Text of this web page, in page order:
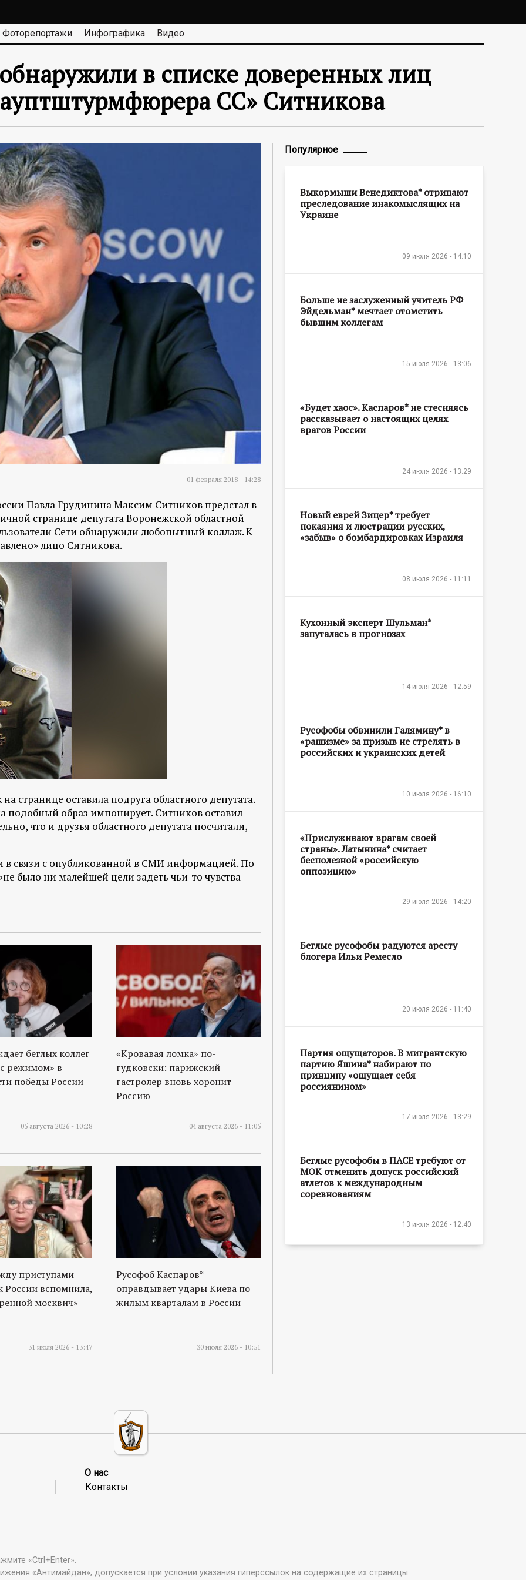
Фоторепортажи Инфографика Видео
в списке доверенных лиц
СС» Ситникова
01 февраля 2018 - 14:28
Павла Грудинина Максим Ситников предстал в
странице депутата Воронежской областной
Сети обнаружили любопытный коллаж. К
лицо Ситникова.
странице оставила подруга областного депутата.
подобный образ импонирует. Ситников оставил
что и друзья областного депутата посчитали,
в связи с опубликованной в СМИ информацией. По
было ни малейшей цели задеть чьи-то чувства
беглых коллег
режимом» в
победы России
05 августа 2026 - 10:28
«Кровавая ломка» по-
гудковски: парижский
гастролер вновь хоронит
Россию
04 августа 2026 - 11:05
приступами
России вспомнила,
москвич»
31 июля 2026 - 13:47
Русофоб Каспаров*
оправдывает удары Киева по
жилым кварталам в России
30 июля 2026 - 10:51
Популярное
Выкормыши Венедиктова* отрицают
преследование инакомыслящих на
Украине
09 июля 2026 - 14:10
Больше не заслуженный учитель РФ
Эйдельман* мечтает отомстить
бывшим коллегам
15 июля 2026 - 13:06
«Будет хаос». Каспаров* не стесняясь
рассказывает о настоящих целях
врагов России
24 июля 2026 - 13:29
Новый еврей Зицер* требует
покаяния и люстрации русских,
«забыв» о бомбардировках Израиля
08 июля 2026 - 11:11
Кухонный эксперт Шульман*
запуталась в прогнозах
14 июля 2026 - 12:59
Русофобы обвинили Галямину* в
«рашизме» за призыв не стрелять в
российских и украинских детей
10 июля 2026 - 16:10
«Прислуживают врагам своей
страны». Латынина* считает
бесполезной «российскую
оппозицию»
29 июля 2026 - 14:20
Беглые русофобы радуются аресту
блогера Ильи Ремесло
20 июля 2026 - 11:40
Партия ощущаторов. В мигрантскую
партию Яшина* набирают по
принципу «ощущает себя
россиянином»
17 июля 2026 - 13:29
Беглые русофобы в ПАСЕ требуют от
МОК отменить допуск российский
атлетов к международным
соревнованиям
13 июля 2026 - 12:40
О нас
Контакты
«Ctrl+Enter».
«Антимайдан», допускается при условии указания гиперссылок на содержащие их страницы.